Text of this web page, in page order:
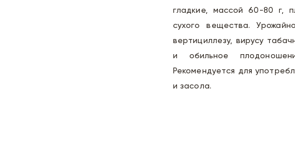
гладкие, массой 60-80 г,
сухого вещества.
вертициллезу, вирусу
и обильное
Рекомендуется для
и засола.